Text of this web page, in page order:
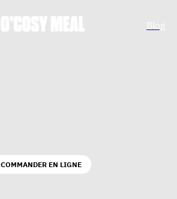
Blog
COMMANDER EN LIGNE